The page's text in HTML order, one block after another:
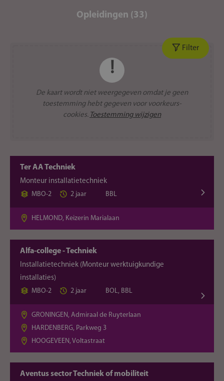
ventilatiesystemen sjouwen zichzelf niet.
laten zich niet altijd van hun beste kant zien.
Hygiëne en precisie zijn belangrijk, want schoon
en veilig werken staat voorop.
Opleidingen (33)
Filter
De kaart wordt niet weergegeven omdat je geen
toestemming hebt gegeven voor voorkeurs-
cookies. Toestemming wijzigen
Ter AA Techniek
Monteur installatietechniek
MBO-2
2 jaar BBL
HELMOND, Keizerin Marialaan
Alfa-college - Techniek
Installatietechniek (Monteur werktuigkundige
installaties)
MBO-2
2 jaar BOL, BBL
GRONINGEN, Admiraal de Ruyterlaan
HARDENBERG, Parkweg 3
HOOGEVEEN, Voltastraat
Aventus sector Techniek of mobiliteit